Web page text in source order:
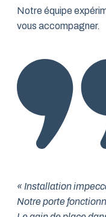
Notre équipe
vous accompagner.
« Installation
Notre porte